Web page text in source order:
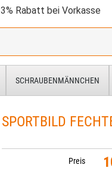
3% Rabatt bei Vorkasse
SCHRAUBENMÄNNCHEN
SPORTBILD
Preis